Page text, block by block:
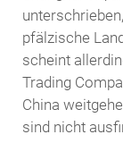
pfälzische
scheint
Trading
China
sind nicht